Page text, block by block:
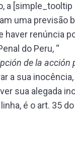
a [simple_tooltip
uma previsão
renúncia
do Peru, “
de la acción
a sua
sua alegada
é o art. 35